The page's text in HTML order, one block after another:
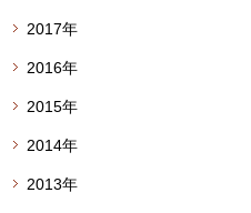
2017年
2016年
2015年
2014年
2013年